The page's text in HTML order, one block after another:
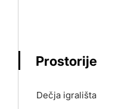
Prostorije
Dečja igrališta